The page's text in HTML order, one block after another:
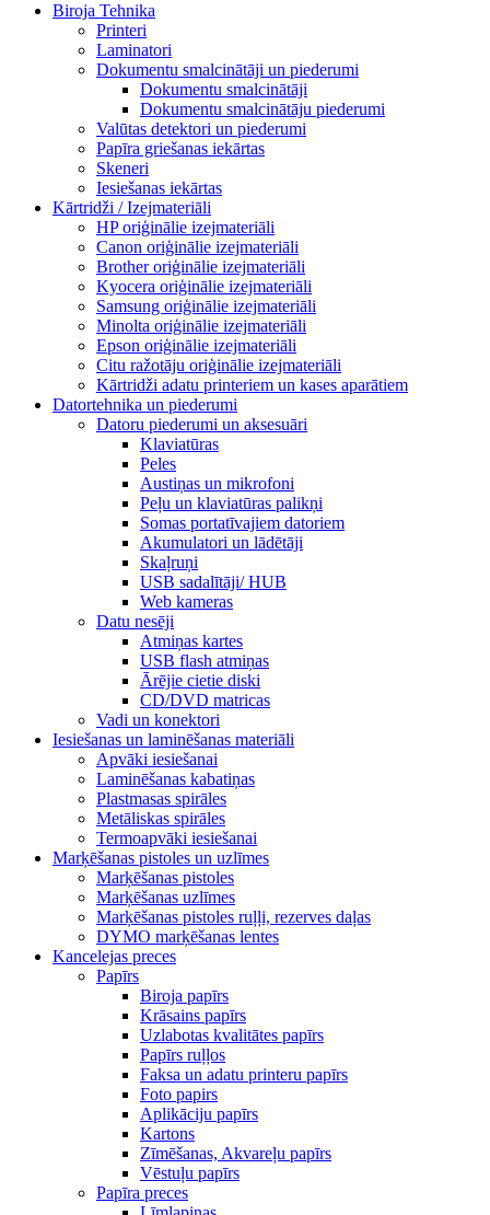
Biroja Tehnika
Printeri
Laminatori
Dokumentu smalcinātāji un piederumi
Dokumentu smalcinātāji
Dokumentu smalcinātāju piederumi
Valūtas detektori un piederumi
Papīra griešanas iekārtas
Skeneri
Iesiešanas iekārtas
Kārtridži / Izejmateriāli
HP oriģinālie izejmateriāli
Canon oriģinālie izejmateriāli
Brother oriģinālie izejmateriāli
Kyocera oriģinālie izejmateriāli
Samsung oriģinālie izejmateriāli
Minolta oriģinālie izejmateriāli
Epson oriģinālie izejmateriāli
Citu ražotāju oriģinālie izejmateriāli
Kārtridži adatu printeriem un kases aparātiem
Datortehnika un piederumi
Datoru piederumi un aksesuāri
Klaviatūras
Peles
Austiņas un mikrofoni
Peļu un klaviatūras palikņi
Somas portatīvajiem datoriem
Akumulatori un lādētāji
Skaļruņi
USB sadalītāji/ HUB
Web kameras
Datu nesēji
Atmiņas kartes
USB flash atmiņas
Ārējie cietie diski
CD/DVD matricas
Vadi un konektori
Iesiešanas un laminēšanas materiāli
Apvāki iesiešanai
Laminēšanas kabatiņas
Plastmasas spirāles
Metāliskas spirāles
Termoapvāki iesiešanai
Marķēšanas pistoles un uzlīmes
Marķēšanas pistoles
Marķēšanas uzlīmes
Marķēšanas pistoles ruļļi, rezerves daļas
DYMO marķēšanas lentes
Kancelejas preces
Papīrs
Biroja papīrs
Krāsains papīrs
Uzlabotas kvalitātes papīrs
Papīrs ruļļos
Faksa un adatu printeru papīrs
Foto papirs
Aplikāciju papīrs
Kartons
Zīmēšanas, Akvareļu papīrs
Vēstuļu papīrs
Papīra preces